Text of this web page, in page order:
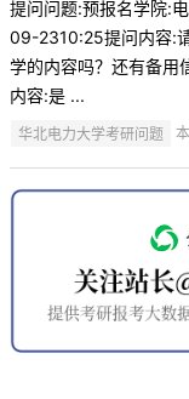
提问问题:预报名学院:
09-2310:25提问内容:
学的内容吗？还有备用
内容:是 ...
华北电力大学考研问题